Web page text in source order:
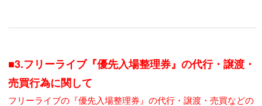
■3.フリーライブ『優先入場整理券』の代行・譲渡・
売買行為に関して
フリーライブの『優先入場整理券』の代行・譲渡・売買などの